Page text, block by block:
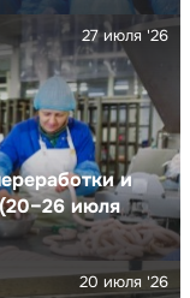
и
июля
27 июля '26
20 июля '26